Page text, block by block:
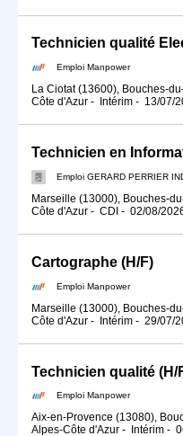
Technicien qualité
Emploi Manpower
La Ciotat (13600), Bouches-
Côte d'Azur - Intérim - 13/07/
Technicien en
Emploi GERARD PERRIER
Marseille (13000), Bouches-
Côte d'Azur - CDI - 02/08/
Cartographe (H/F)
Emploi Manpower
Marseille (13000), Bouches-
Côte d'Azur - Intérim - 29/07/
Technicien qualité (H/
Emploi Manpower
Aix-en-Provence (13080),
Alpes-Côte d'Azur - Intérim -